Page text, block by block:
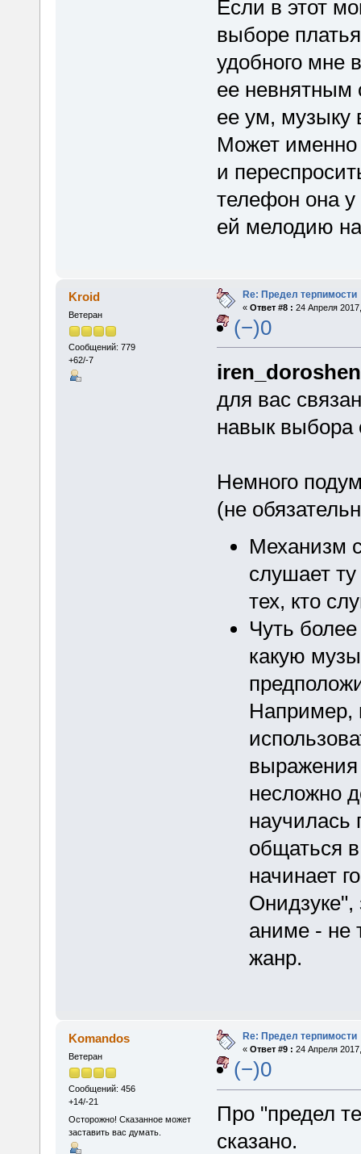
Если в этот
выборе
удобного мне
ее невнятным
ее ум, музыку
Может именно
и
телефон она у
ей мелодию
Kroid
Ветеран
Сообщений: 779
+62/-7
Re: Предел терпимости
« Ответ #8 : 24 Апреля
(−)0
для вас
навык
Немного
(не
Механизм
слушает
тех, кто
Чуть
какую
Например,
несложно
научилась
общаться
начинает
Онидзуке",
аниме - не
жанр.
Komandos
Ветеран
Сообщений: 456
+14/-21
Осторожно! Сказанное может
заставить вас думать.
Re: Предел терпимости
« Ответ #9 : 24 Апреля
(−)0
Про "предел
сказано.